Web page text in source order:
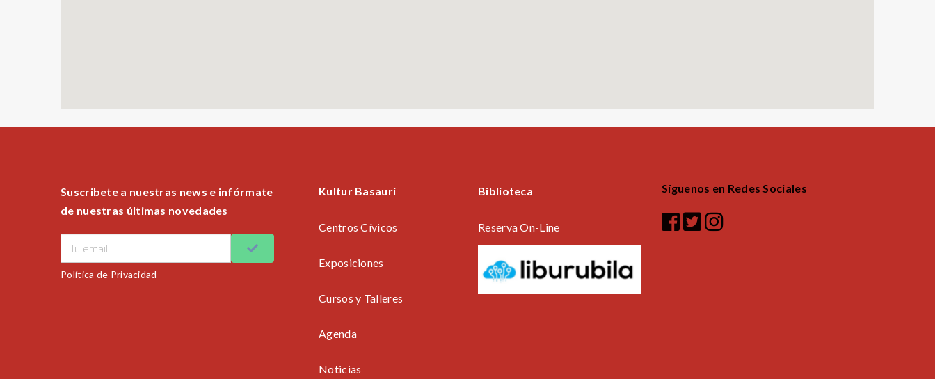
Suscribete a nuestras news e infórmate
de nuestras últimas novedades
Política de Privacidad
Kultur Basauri
Centros Cívicos
Exposiciones
Cursos y Talleres
Agenda
Noticias
Biblioteca
Reserva On-Line
Síguenos en Redes Sociales